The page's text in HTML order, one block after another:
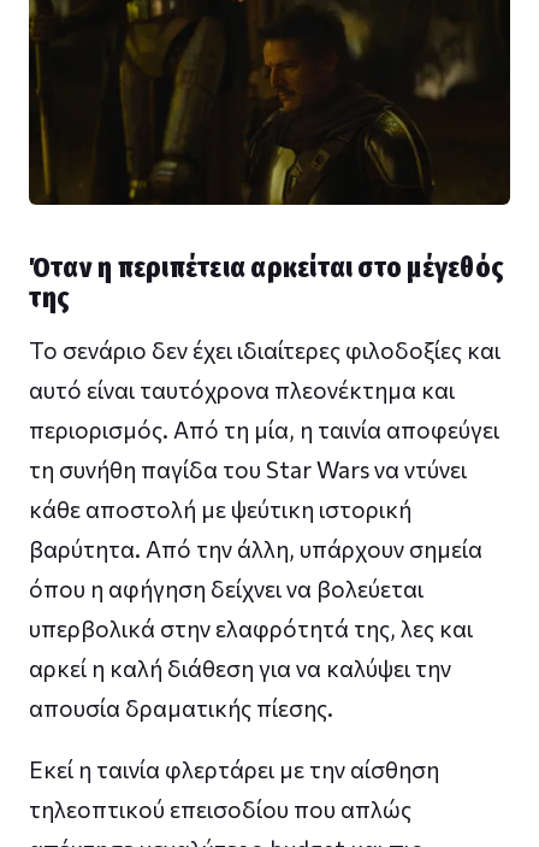
Όταν η περιπέτεια αρκείται στο μέγεθός
της
Το σενάριο δεν έχει ιδιαίτερες φιλοδοξίες και
αυτό είναι ταυτόχρονα πλεονέκτημα και
περιορισμός. Από τη μία, η ταινία αποφεύγει
τη συνήθη παγίδα του Star Wars να ντύνει
κάθε αποστολή με ψεύτικη ιστορική
βαρύτητα. Από την άλλη, υπάρχουν σημεία
όπου η αφήγηση δείχνει να βολεύεται
υπερβολικά στην ελαφρότητά της, λες και
αρκεί η καλή διάθεση για να καλύψει την
απουσία δραματικής πίεσης.
Εκεί η ταινία φλερτάρει με την αίσθηση
τηλεοπτικού επεισοδίου που απλώς